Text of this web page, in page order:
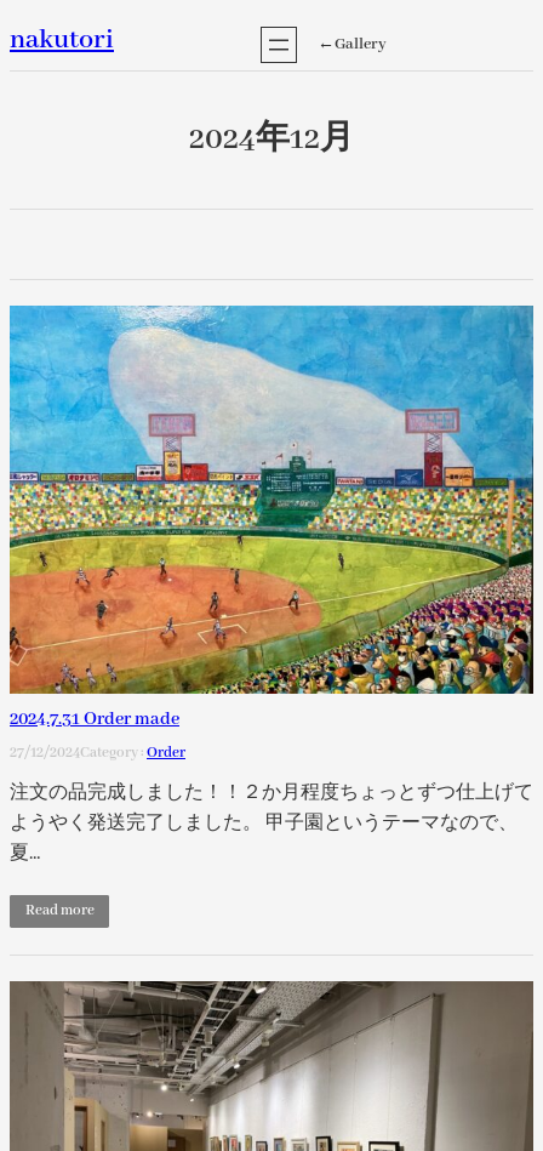
容
プ
nakutori ←Gallery
2024年12月
2024.7.31 Order made
27/12/2024Category : Order
注文の品完成しました！！２か月程度ちょっとずつ仕上げて
ようやく発送完了しました。 甲子園というテーマなので、
夏…
Read more